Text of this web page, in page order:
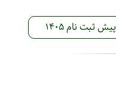
پیش ثبت نام 1405